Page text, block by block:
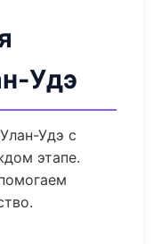
Удэ
Удэ с
этапе.